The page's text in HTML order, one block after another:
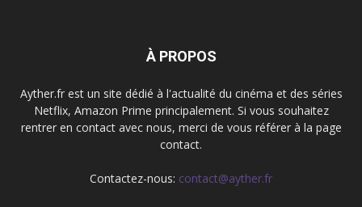
À PROPOS
Ayther.fr est un site dédié à l'actualité du cinéma et des séries
Netflix, Amazon Prime principalement. Si vous souhaitez
rentrer en contact avec nous, merci de vous référer à la page
contact.
Contactez-nous: contact@ayther.fr